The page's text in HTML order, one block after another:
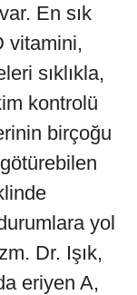
En sık
vitamini,
sıklıkla,
kontrolü
birçoğu
yol
Dr. Işık,
eriyen A,